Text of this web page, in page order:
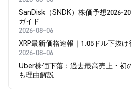
SanDisk（SNDK）株価予想2026-
ガイド
2026-08-06
XRP最新価格速報｜1.05ドル下抜
2026-08-06
Uber株価下落：過去最高売上・初
も理由解説